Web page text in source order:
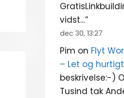
vidst…”
dec 30, 13:27
Pim on Flyt
– Let og hurtigt
beskrivelse:-)
Tusind tak